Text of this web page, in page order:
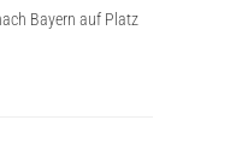
Bayern auf Platz